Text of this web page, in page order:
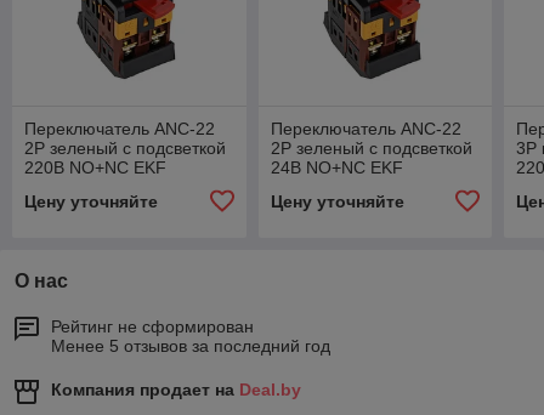
Переключатель ANC-22
2P зеленый с подсветкой
220В NO+NC EKF
Цену уточняйте
Переключатель ANC-22
2P зеленый с подсветкой
24В NO+NC EKF
Цену уточняйте
3P
О нас
Рейтинг не сформирован
Менее 5 отзывов за последний год
Компания продает на Deal.by